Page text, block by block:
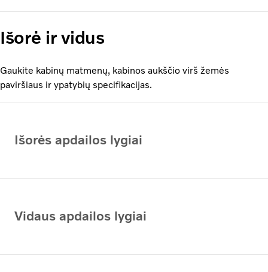
Išorė ir vidus
Gaukite kabinų matmenų, kabinos aukščio virš žemės
paviršiaus ir ypatybių specifikacijas.
Išorės apdailos lygiai
Vidaus apdailos lygiai